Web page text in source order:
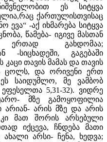
ეს სიტყვა
ქართულისთვისაც
ევა“ -აქ იხმარება სიტყვა
წამება- იგივე მასთან
ერთად გახდომაა;
-სიცხადეში, გაგებაში
თავის მამას და თავის
ცოლს, და ორივენი ერთ
საიდუმლო, მე ვამბობ
5,31-32). ვიდრე
მზე გამოყოფილია
არიან- არის მზე და არის
მათ შორის არსებული
იქცევა, ჩნდება მათი
არსი- ჩენა, ხედვა;